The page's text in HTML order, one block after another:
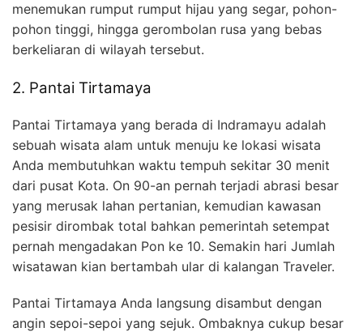
menemukan rumput rumput hijau yang segar, pohon-
pohon tinggi, hingga gerombolan rusa yang bebas
berkeliaran di wilayah tersebut.
2. Pantai Tirtamaya
Pantai Tirtamaya yang berada di Indramayu adalah
sebuah wisata alam untuk menuju ke lokasi wisata
Anda membutuhkan waktu tempuh sekitar 30 menit
dari pusat Kota. On 90-an pernah terjadi abrasi besar
yang merusak lahan pertanian, kemudian kawasan
pesisir dirombak total bahkan pemerintah setempat
pernah mengadakan Pon ke 10. Semakin hari Jumlah
wisatawan kian bertambah ular di kalangan Traveler.
Pantai Tirtamaya Anda langsung disambut dengan
angin sepoi-sepoi yang sejuk. Ombaknya cukup besar